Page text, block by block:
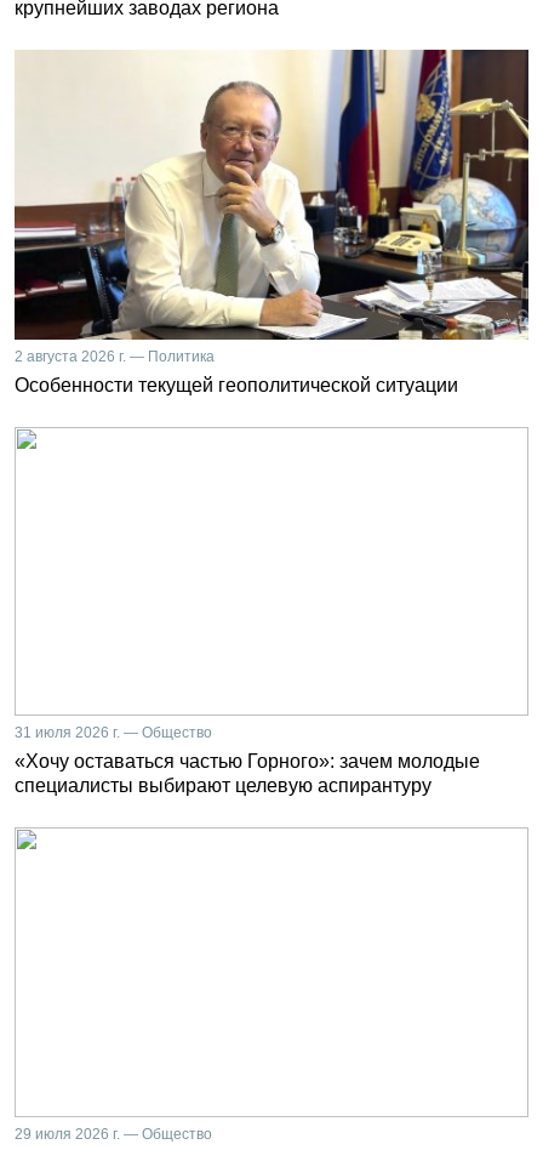
крупнейших заводах региона
2 августа 2026 г. — Политика
Особенности текущей геополитической ситуации
31 июля 2026 г. — Общество
«Хочу оставаться частью Горного»: зачем молодые
специалисты выбирают целевую аспирантуру
29 июля 2026 г. — Общество